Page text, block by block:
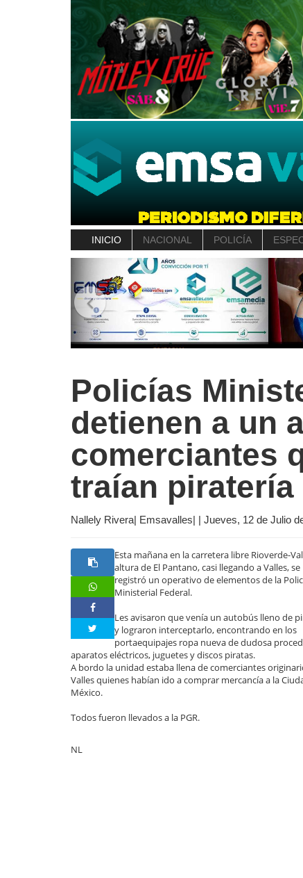
INICIO NACIONAL POLICÍA
Policías
detienen a un
comerciantes
traían piratería
Nallely Rivera| Emsavalles| | Jueves, 12 de Julio
Esta mañana en la carretera libre Rioverde-
altura de El Pantano, casi llegando a Valles, se
registró un operativo de elementos de la
Ministerial Federal.
Les avisaron que venía un autobús lleno de
y lograron interceptarlo, encontrando en los
portaequipajes ropa nueva de dudosa
aparatos eléctricos, juguetes y discos piratas.
A bordo la unidad estaba llena de comerciantes
Valles quienes habían ido a comprar mercancía a la
México.
Todos fueron llevados a la PGR.
NL